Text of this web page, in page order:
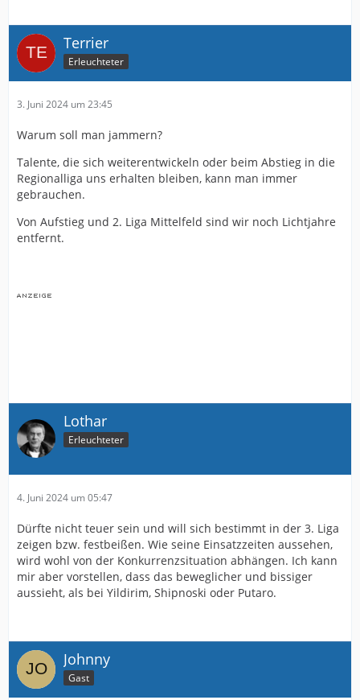
Terrier
Erleuchteter
3. Juni 2024 um 23:45
Warum soll man jammern?
Talente, die sich weiterentwickeln oder beim Abstieg in die
Regionalliga uns erhalten bleiben, kann man immer
gebrauchen.
Von Aufstieg und 2. Liga Mittelfeld sind wir noch Lichtjahre
entfernt.
Lothar
Erleuchteter
4. Juni 2024 um 05:47
Dürfte nicht teuer sein und will sich bestimmt in der 3. Liga
zeigen bzw. festbeißen. Wie seine Einsatzzeiten aussehen,
wird wohl von der Konkurrenzsituation abhängen. Ich kann
mir aber vorstellen, dass das beweglicher und bissiger
aussieht, als bei Yildirim, Shipnoski oder Putaro.
Johnny
Gast